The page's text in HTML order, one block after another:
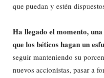
que puedan y estén
Ha llegado el momento,
que los béticos hagan un
seguir manteniendo su
nuevos accionistas, pasar a